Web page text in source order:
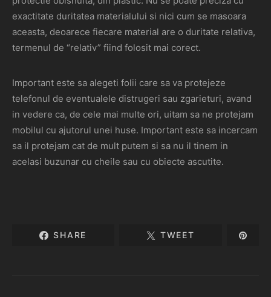
exactitate duritatea materialului si nici cum se masoara
aceasta, deoarece fiecare material are o duritate relativa,
termenul de “relativ” fiind folosit mai corect.
Important este sa alegeti folii care sa va protejeze
telefonul de eventualele distrugeri sau zgarieturi, avand
in vedere ca, de cele mai multe ori, uitam sa ne protejam
mobilul cu ajutorul unei huse. Important este sa incercam
sa il protejam cat de mult putem si sa nu il tinem in
acelasi buzunar cu cheile sau cu obiecte ascutite.
SHARE TWEET